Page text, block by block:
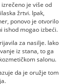
je više od
žrtvi. Ipak,
ponovo je otvorilo
ishod mogao izbeći.
za nasilje. Iako
iz stana, to ga
salonu.
da je oružje tom